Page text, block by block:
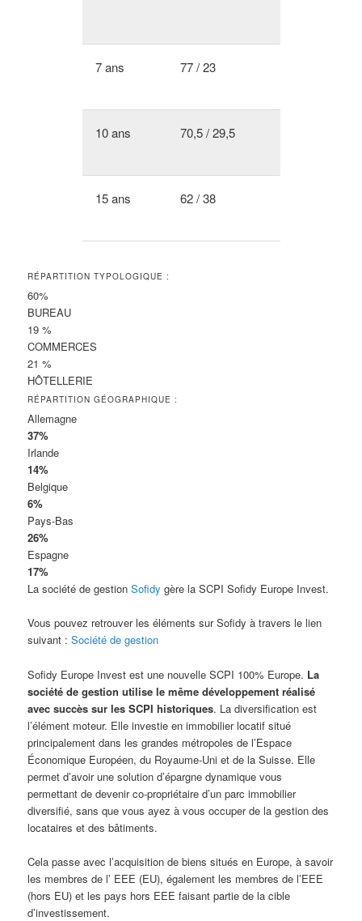
7 ans 77 / 23
10 ans 70,5 / 29,5
15 ans 62 / 38
RÉPARTITION TYPOLOGIQUE :
60%
BUREAU
19 %
COMMERCES
21 %
HÔTELLERIE
RÉPARTITION GÉOGRAPHIQUE :
Allemagne
37%
Irlande
14%
Belgique
6%
Pays-Bas
26%
Espagne
17%
La société de gestionSofidy gère la SCPI Sofidy Europe Invest.
Vous pouvez retrouver les éléments sur Sofidy à travers le lien
suivant :Société de gestion
Sofidy Europe Invest est une nouvelle SCPI 100% Europe. La
société de gestion utilise le même développement réalisé
avec succès sur les SCPI historiques. La diversification est
l’élément moteur. Elle investie en immobilier locatif situé
principalement dans les grandes métropoles de l’Espace
Économique Européen, du Royaume-Uni et de la Suisse. Elle
permet d’avoir une solution d’épargne dynamique vous
permettant de devenir co-propriétaire d’un parc immobilier
diversifié, sans que vous ayez à vous occuper de la gestion des
locataires et des bâtiments.
Cela passe avec l’acquisition de biens situés en Europe, à savoir
les membres de l’ EEE (EU), également les membres de l’EEE
(hors EU) et les pays hors EEE faisant partie de la cible
d’investissement.